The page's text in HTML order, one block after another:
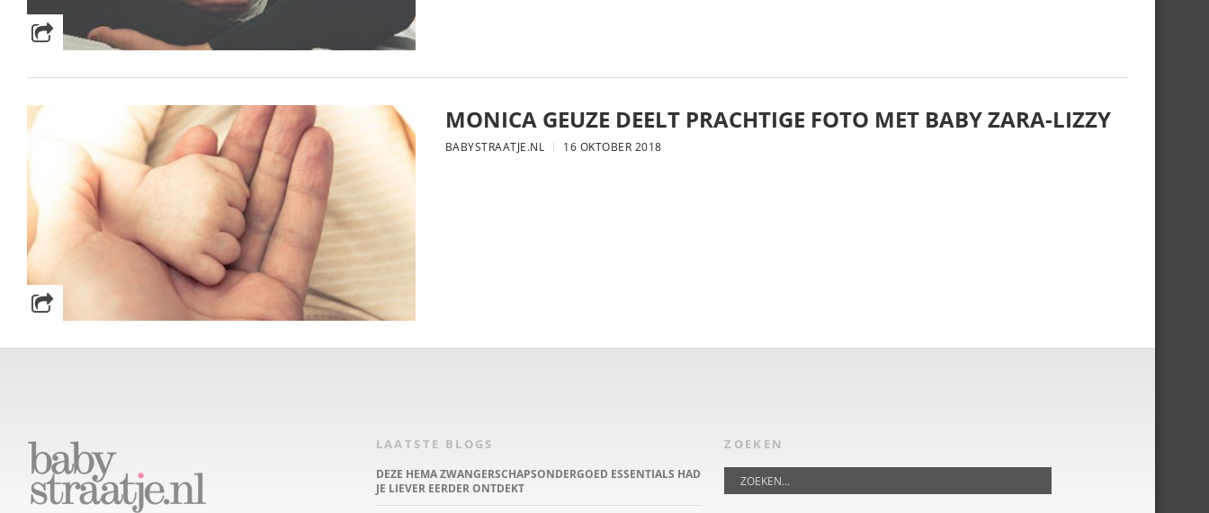
MONICA GEUZE DEELT PRACHTIGE FOTO MET BABY ZARA-LIZZY
BABYSTRAATJE.NL 16 OKTOBER 2018
LAATSTE BLOGS
DEZE HEMA ZWANGERSCHAPSONDERGOED ESSENTIALS HAD
JE LIEVER EERDER ONTDEKT
ZOEKEN